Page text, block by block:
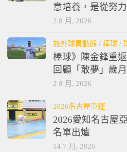
意培養，是從努
2 8 月, 2026
旅外球員動態 / 棒球 /
棒球》陳金鋒重
回顧「敢夢」歲月
2 8 月, 2026
2026名古屋亞運
2026愛知名古屋
名單出爐
14 7 月, 2026